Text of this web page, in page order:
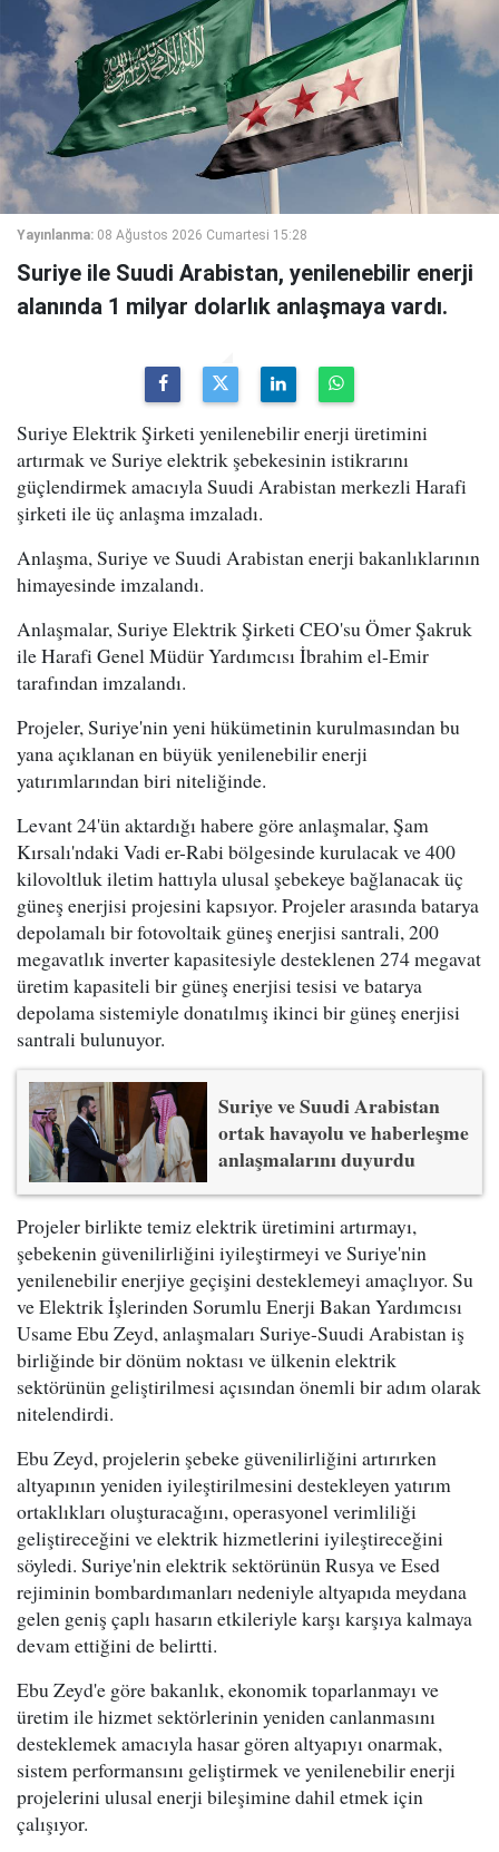
Yayınlanma: 08 Ağustos 2026 Cumartesi 15:28
Suriye ile Suudi Arabistan, yenilenebilir enerji
alanında 1 milyar dolarlık anlaşmaya vardı.
Suriye Elektrik Şirketi yenilenebilir enerji üretimini
artırmak ve Suriye elektrik şebekesinin istikrarını
güçlendirmek amacıyla Suudi Arabistan merkezli Harafi
şirketi ile üç anlaşma imzaladı.
Anlaşma, Suriye ve Suudi Arabistan enerji bakanlıklarının
himayesinde imzalandı.
Anlaşmalar, Suriye Elektrik Şirketi CEO'su Ömer Şakruk
ile Harafi Genel Müdür Yardımcısı İbrahim el-Emir
tarafından imzalandı.
Projeler, Suriye'nin yeni hükümetinin kurulmasından bu
yana açıklanan en büyük yenilenebilir enerji
yatırımlarından biri niteliğinde.
Levant 24'ün aktardığı habere göre anlaşmalar, Şam
Kırsalı'ndaki Vadi er-Rabi bölgesinde kurulacak ve 400
kilovoltluk iletim hattıyla ulusal şebekeye bağlanacak üç
güneş enerjisi projesini kapsıyor. Projeler arasında batarya
depolamalı bir fotovoltaik güneş enerjisi santrali, 200
megavatlık inverter kapasitesiyle desteklenen 274 megavat
üretim kapasiteli bir güneş enerjisi tesisi ve batarya
depolama sistemiyle donatılmış ikinci bir güneş enerjisi
santrali bulunuyor.
Suriye ve Suudi Arabistan
ortak havayolu ve haberleşme
anlaşmalarını duyurdu
Projeler birlikte temiz elektrik üretimini artırmayı,
şebekenin güvenilirliğini iyileştirmeyi ve Suriye'nin
yenilenebilir enerjiye geçişini desteklemeyi amaçlıyor. Su
ve Elektrik İşlerinden Sorumlu Enerji Bakan Yardımcısı
Usame Ebu Zeyd, anlaşmaları Suriye-Suudi Arabistan iş
birliğinde bir dönüm noktası ve ülkenin elektrik
sektörünün geliştirilmesi açısından önemli bir adım olarak
nitelendirdi.
Ebu Zeyd, projelerin şebeke güvenilirliğini artırırken
altyapının yeniden iyileştirilmesini destekleyen yatırım
ortaklıkları oluşturacağını, operasyonel verimliliği
geliştireceğini ve elektrik hizmetlerini iyileştireceğini
söyledi. Suriye'nin elektrik sektörünün Rusya ve Esed
rejiminin bombardımanları nedeniyle altyapıda meydana
gelen geniş çaplı hasarın etkileriyle karşı karşıya kalmaya
devam ettiğini de belirtti.
Ebu Zeyd'e göre bakanlık, ekonomik toparlanmayı ve
üretim ile hizmet sektörlerinin yeniden canlanmasını
desteklemek amacıyla hasar gören altyapıyı onarmak,
sistem performansını geliştirmek ve yenilenebilir enerji
projelerini ulusal enerji bileşimine dahil etmek için
çalışıyor.